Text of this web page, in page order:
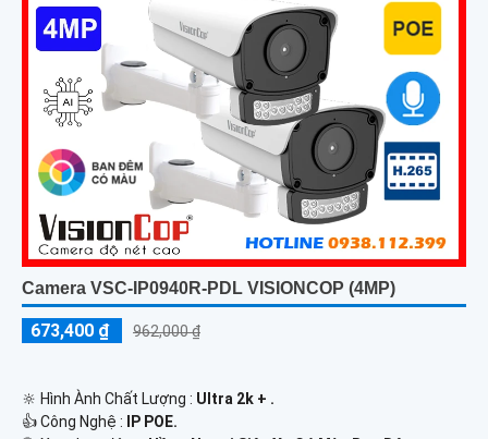
Camera VSC-IP0940R-PDL VISIONCOP (4MP)
673,400 ₫ 962,000 ₫
🔆 Hình Ành Chất Lượng : Ultra 2k + .
👍 Công Nghệ :
IP POE.